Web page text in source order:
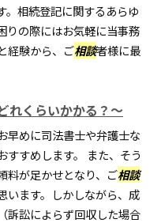
。相続登記に関するあらゆ
りの際にはお気軽に当事務
経験から、ご相談者様に最
れくらいかかる？～
早めに司法書士や弁護士な
すすめします。 また、そう
料が足かせとなり、ご相談
います。しかしながら、成
訴訟によらず回収した場合